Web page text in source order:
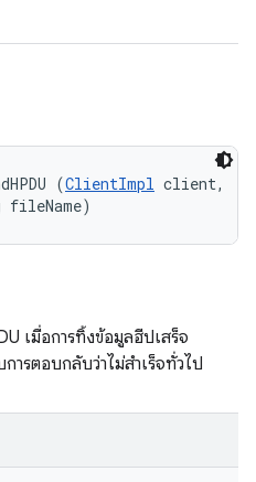
(ClientImpl client,
fileName)
เมื่อการทิ้งข้อมูลฮีปเสร็จ
ารตอบกลับว่าไม่สำเร็จทั่วไป